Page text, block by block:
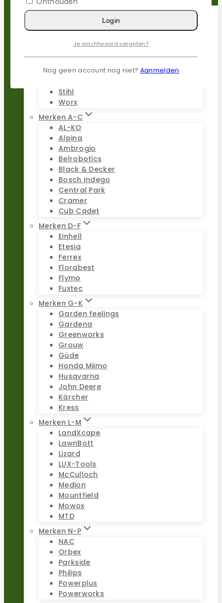
Populaire merken
Gardena
Parkside
Stihl
Worx
Merken A-C
AL-KO
Alpina
Ambrogio
Belrobotics
Black & Decker
Bosch Indego
Central Park
Cramer
Cub Cadet
Merken D-F
Einhell
Etesia
Ferrex
Florabest
Flymo
Fuxtec
Merken G-K
Garden feelings
Gardena
Greenworks
Grouw
Güde
Honda Miimo
Husqvarna
John Deere
Kärcher
Kress
Merken L-M
LandXcape
LawnBott
Lizard
LUX-Tools
McCulloch
Medion
Mountfield
Mowox
MTD
Merken N-P
NAC
Orbex
Parkside
Philips
Powerplus
Powerworks
Login
Je wachtwoord vergeten?
Nog geen account nog niet? Aanmelden